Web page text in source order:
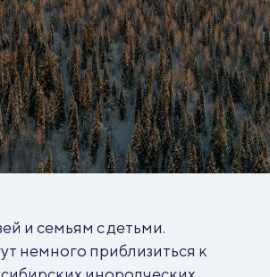
и семьям с детьми.
немного приблизиться к